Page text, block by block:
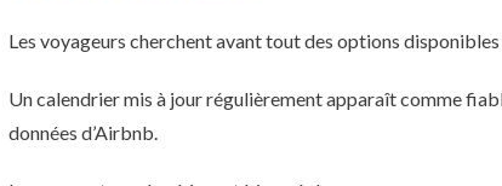
Les voyageurs cherchent avant tout des options
Un calendrier mis à jour régulièrement apparaît comme
données d’Airbnb.